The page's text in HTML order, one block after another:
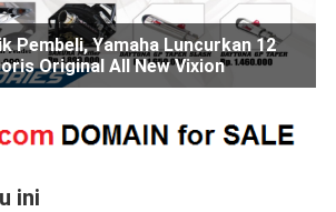
Pembeli, Yamaha Luncurkan 12
Original All New Vixion
ini